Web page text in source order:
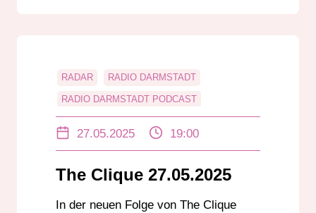
RADAR RADIO DARMSTADT
RADIO DARMSTADT PODCAST
TRENDS
27.05.2025 19:00
The Clique 27.05.2025
In der neuen Folge von The Clique